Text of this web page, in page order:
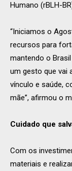
Humano (rBLH-
“Iniciamos o
recursos para
mantendo o
um gesto que vai
vínculo e saúde,
mãe”, afirmou o
Cuidado que
Com os
materiais e